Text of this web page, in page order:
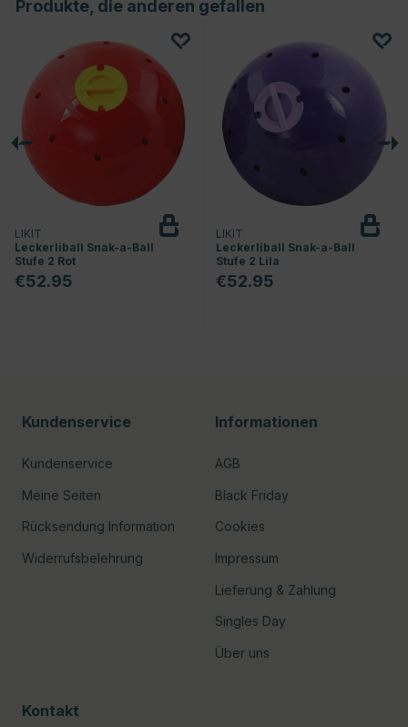
Produkte, die anderen gefallen
LIKIT
Leckerliball Snak-a-Ball
Stufe 2 Rot
€52.95
LIKIT
Leckerliball Snak-a-Ball
Stufe 2 Lila
€52.95
Kundenservice
Kundenservice
Meine Seiten
Rücksendung Information
Widerrufsbelehrung
Informationen
AGB
Black Friday
Cookies
Impressum
Lieferung & Zahlung
Singles Day
Über uns
Kontakt